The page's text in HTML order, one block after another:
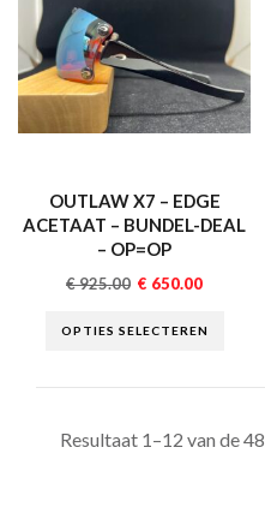
OUTLAW X7 – EDGE
ACETAAT – BUNDEL-DEAL
– OP=OP
€925.00 € 650.00
OPTIES SELECTEREN
Resultaat 1–12 van de